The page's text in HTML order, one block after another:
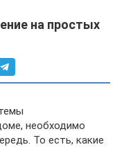
на простых
необходимо
То есть, какие